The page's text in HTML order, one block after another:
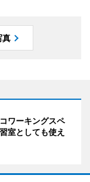
真
ワーキングスペ
室としても使え